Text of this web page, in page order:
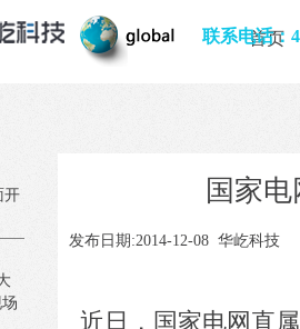
联系电话：
首页
开
国家
发布日期:2014-12-08 华屹科技
近日，国家电网直